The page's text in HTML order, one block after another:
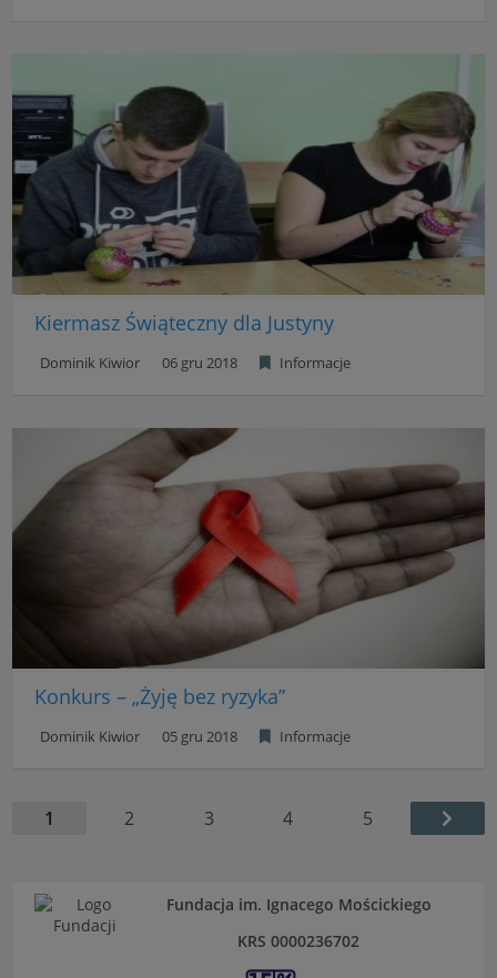
Kiermasz Świąteczny dla Justyny
Dominik Kiwior 06 gru 2018 Informacje
Konkurs – „Żyję bez ryzyka”
Dominik Kiwior 05 gru 2018 Informacje
1 2 3 4 5
Fundacja im. Ignacego Mościckiego
KRS 0000236702